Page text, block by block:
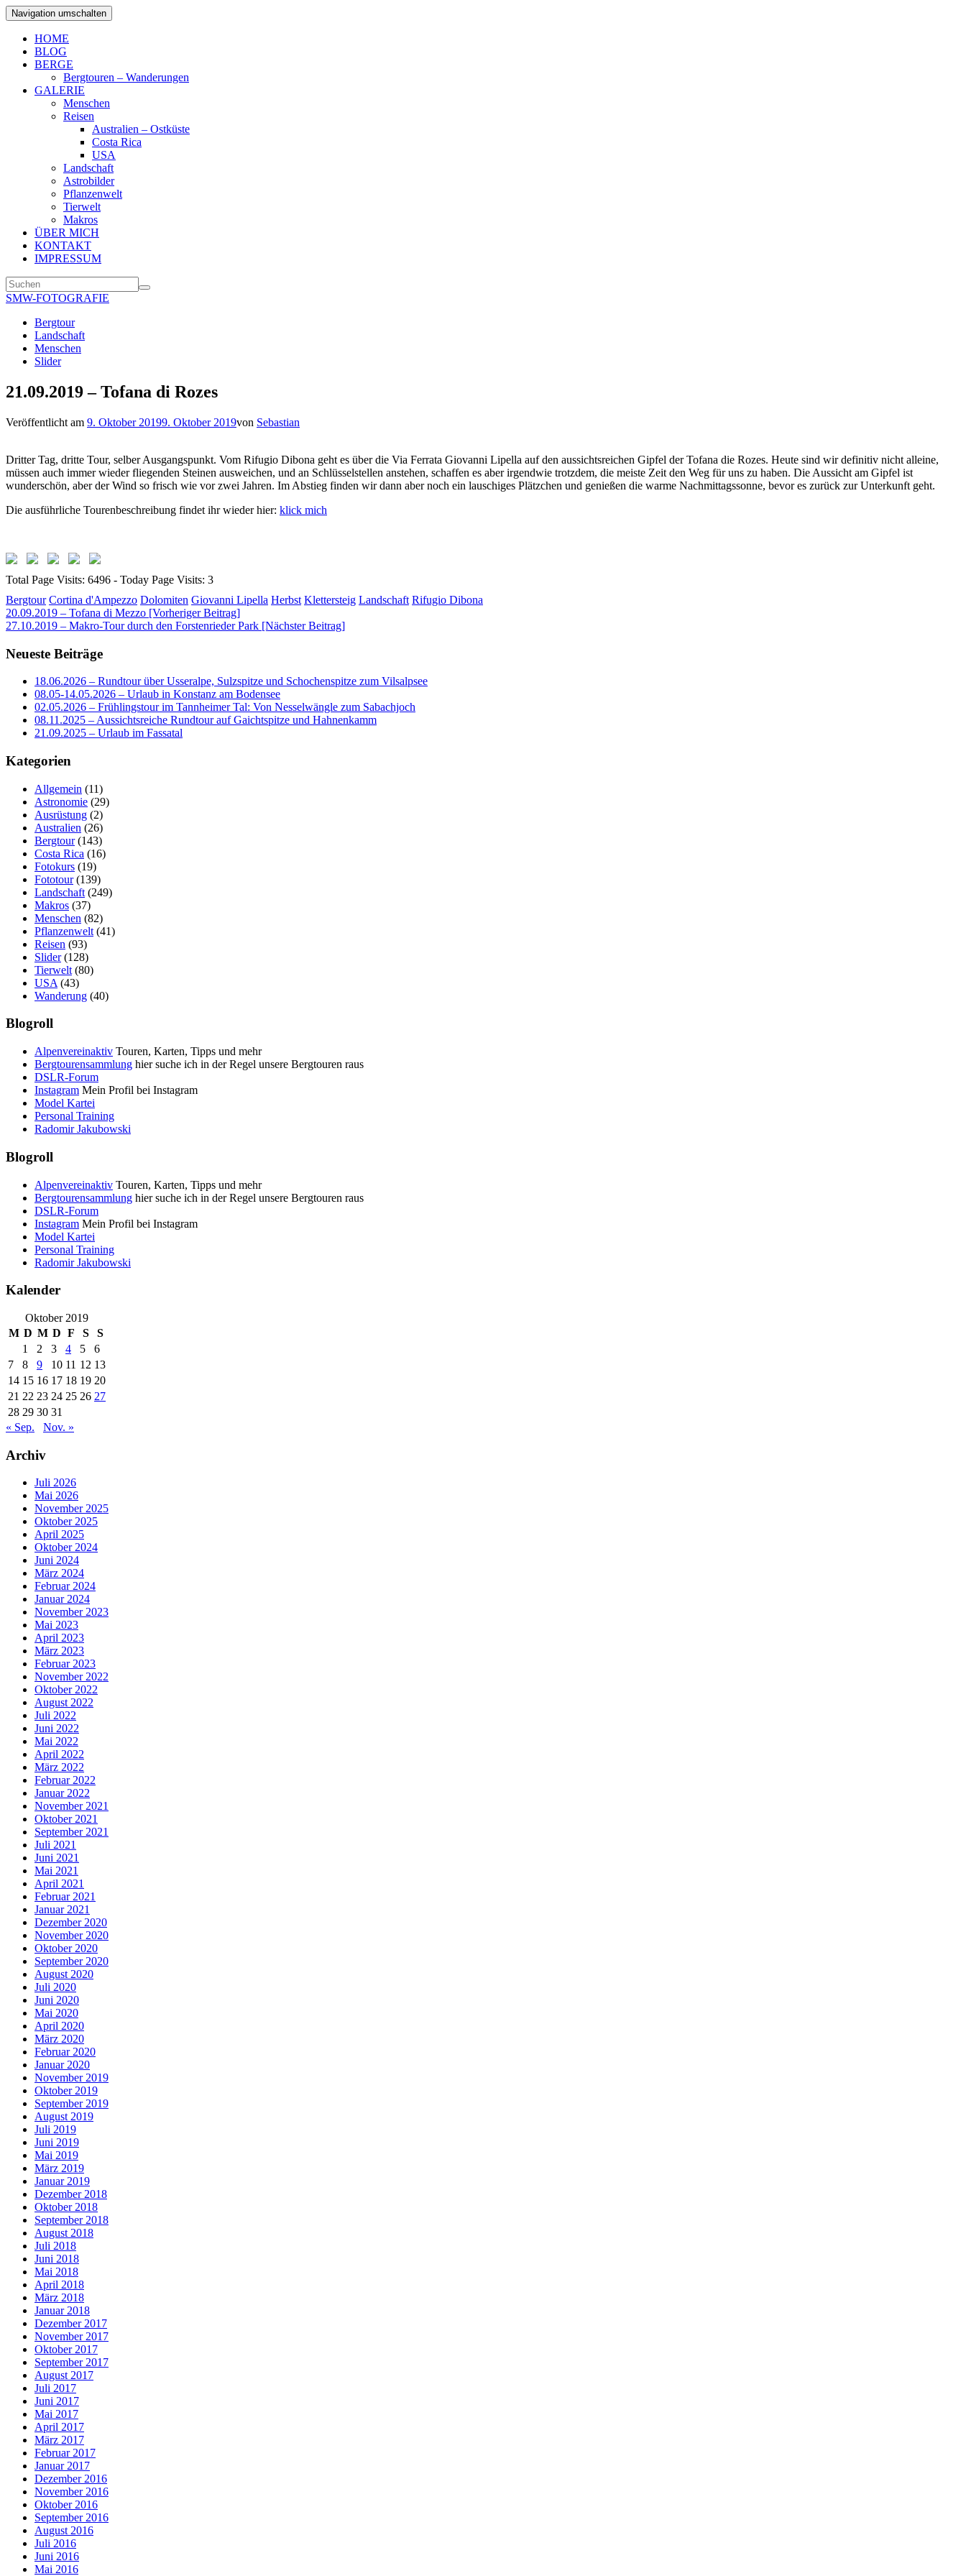
Navigation umschalten
HOME
BLOG
BERGE
Bergtouren – Wanderungen
GALERIE
Menschen
Reisen
Australien – Ostküste
Costa Rica
USA
Landschaft
Astrobilder
Pflanzenwelt
Tierwelt
Makros
ÜBER MICH
KONTAKT
IMPRESSUM
SMW-FOTOGRAFIE
Bergtour
Landschaft
Menschen
Slider
21.09.2019 – Tofana di Rozes
Veröffentlicht am 9. Oktober 20199. Oktober 2019von Sebastian
Dritter Tag, dritte Tour, selber Ausgangspunkt. Vom Rifugio Dibona geht es über die Via Ferrata Giovanni Lipella auf den aussichtsreichen Gipfel der Tofana die Rozes. Heute sind wir definitiv nicht alleine,
müssen auch immer wieder fliegenden Steinen ausweichen, und an Schlüsselstellen anstehen, schaffen es aber irgendwie trotzdem, die meiste Zeit den Weg für uns zu haben. Die Aussicht am Gipfel ist
wunderschön, aber der Wind so frisch wie vor zwei Jahren. Im Abstieg finden wir dann aber noch ein lauschiges Plätzchen und genießen die warme Nachmittagssonne, bevor es zurück zur Unterkunft geht.
Die ausführliche Tourenbeschreibung findet ihr wieder hier: klick mich
Total Page Visits: 6496 - Today Page Visits: 3
Bergtour Cortina d'Ampezzo Dolomiten Giovanni Lipella Herbst Klettersteig Landschaft Rifugio Dibona
Beitragsnavigation
20.09.2019 – Tofana di Mezzo [Vorheriger Beitrag]
27.10.2019 – Makro-Tour durch den Forstenrieder Park [Nächster Beitrag]
Neueste Beiträge
18.06.2026 – Rundtour über Usseralpe, Sulzspitze und Schochenspitze zum Vilsalpsee
08.05-14.05.2026 – Urlaub in Konstanz am Bodensee
02.05.2026 – Frühlingstour im Tannheimer Tal: Von Nesselwängle zum Sabachjoch
08.11.2025 – Aussichtsreiche Rundtour auf Gaichtspitze und Hahnenkamm
21.09.2025 – Urlaub im Fassatal
Kategorien
Allgemein (11)
Astronomie (29)
Ausrüstung (2)
Australien (26)
Bergtour(143)
Costa Rica (16)
Fotokurs (19)
Fototour(139)
Landschaft (249)
Makros (37)
Menschen (82)
Pflanzenwelt (41)
Reisen (93)
Slider(128)
Tierwelt (80)
USA (43)
Wanderung (40)
Blogroll
Alpenvereinaktiv Touren, Karten, Tipps und mehr
Bergtourensammlung hier suche ich in der Regel unsere Bergtouren raus
DSLR-Forum
Instagram Mein Profil bei Instagram
Model Kartei
Personal Training
Radomir Jakubowski
Blogroll
Alpenvereinaktiv Touren, Karten, Tipps und mehr
Bergtourensammlung hier suche ich in der Regel unsere Bergtouren raus
DSLR-Forum
Instagram Mein Profil bei Instagram
Model Kartei
Personal Training
Radomir Jakubowski
Kalender
Oktober 2019
M D M D F S
S
1
2 3 4 5
6
7
8 9 10 11 12 13
14 15 16 17 18 19 20
21 22 23 24 25 26 27
28 29 30 31
« Sep.
Nov. »
Archiv
Juli 2026
Mai 2026
November 2025
Oktober 2025
April 2025
Oktober 2024
Juni 2024
März 2024
Februar 2024
Januar 2024
November 2023
Mai 2023
April 2023
März 2023
Februar 2023
November 2022
Oktober 2022
August 2022
Juli 2022
Juni 2022
Mai 2022
April 2022
März 2022
Februar 2022
Januar 2022
November 2021
Oktober 2021
September 2021
Juli 2021
Juni 2021
Mai 2021
April 2021
Februar 2021
Januar 2021
Dezember 2020
November 2020
Oktober 2020
September 2020
August 2020
Juli 2020
Juni 2020
Mai 2020
April 2020
März 2020
Februar 2020
Januar 2020
November 2019
Oktober 2019
September 2019
August 2019
Juli 2019
Juni 2019
Mai 2019
März 2019
Januar 2019
Dezember 2018
Oktober 2018
September 2018
August 2018
Juli 2018
Juni 2018
Mai 2018
April 2018
März 2018
Januar 2018
Dezember 2017
November 2017
Oktober 2017
September 2017
August 2017
Juli 2017
Juni 2017
Mai 2017
April 2017
März 2017
Februar 2017
Januar 2017
Dezember 2016
November 2016
Oktober 2016
September 2016
August 2016
Juli 2016
Juni 2016
Mai 2016